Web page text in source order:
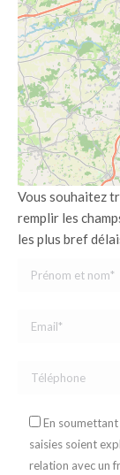
Vous souhaitez
remplir les
les plus bref
En
saisies soient
relation avec un